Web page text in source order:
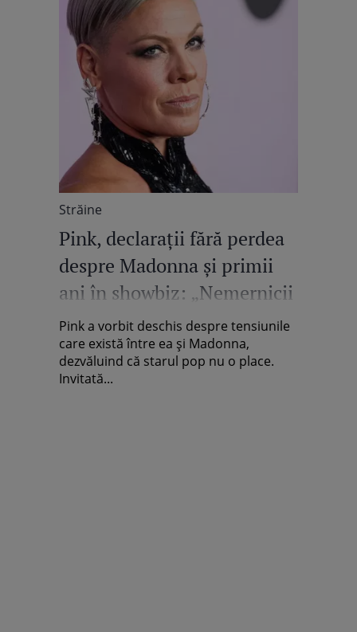
Străine
Pink, declarații fără perdea
despre Madonna și primii
ani în showbiz: „Nemernicii
ăia nu s-au putut pune cu
mine”
Pink a vorbit deschis despre tensiunile
care există între ea și Madonna,
dezvăluind că starul pop nu o place.
Invitată...